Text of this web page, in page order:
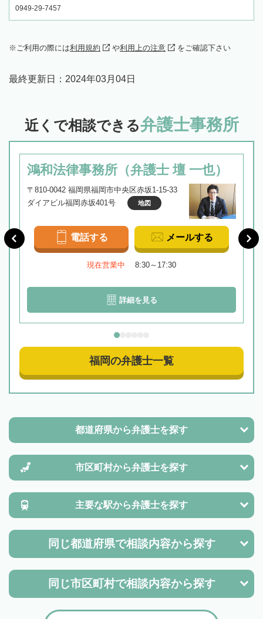
0949-29-7457
ご利用の際には利用規約 や利用上の注意 をご確認下さい
最終更新日： 2024年03月04日
近くで相談できる弁護士事務所
鴻和法律事務所（弁護士 壇 一也）
〒810-0042 福岡県福岡市中央区赤坂1-15-33
ダイアビル福岡赤坂401号
地図
電話する メールする
現在営業中 8:30～17:30
詳細を見る
福岡の弁護士一覧
都道府県から弁護士を探す
市区町村から弁護士を探す
主要な駅から弁護士を探す
同じ都道府県で相談内容から探す
同じ市区町村で相談内容から探す